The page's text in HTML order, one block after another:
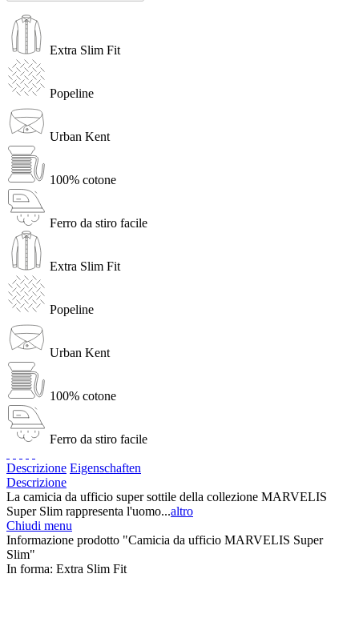
Extra Slim Fit
Popeline
Urban Kent
100% cotone
Ferro da stiro facile
Extra Slim Fit
Popeline
Urban Kent
100% cotone
Ferro da stiro facile
Descrizione Eigenschaften
Descrizione
La camicia da ufficio super sottile della collezione MARVELIS
Super Slim rappresenta l'uomo...altro
Chiudi menu
Informazione prodotto "Camicia da ufficio MARVELIS Super
Slim"
In forma: Extra Slim Fit